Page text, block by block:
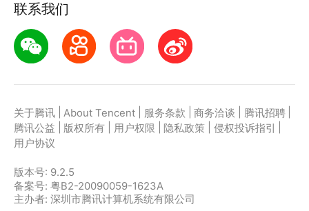
联系我们
关于腾讯 About Tencent 服务条款 商务洽谈 腾讯招聘
腾讯公益
版权所有 用户权限 隐私政策 侵权投诉指引
用户协议
版本号: 9.2.5
备案号: 粤B2-20090059-1623A
主办者: 深圳市腾讯计算机系统有限公司